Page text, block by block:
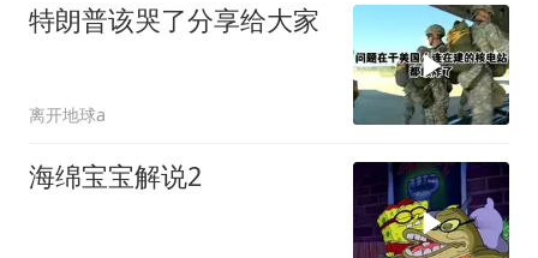
特朗普该哭了分享给大家
离开地球a
海绵宝宝解说2